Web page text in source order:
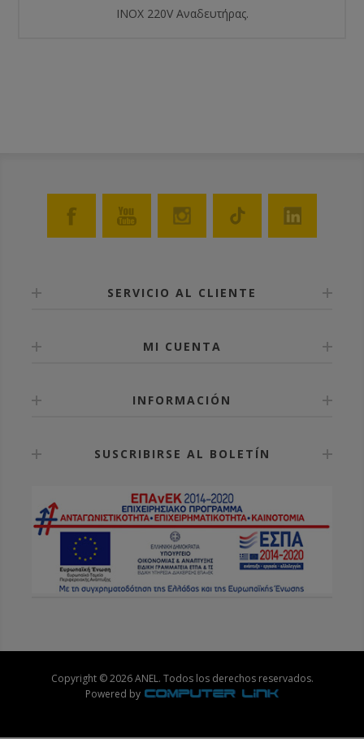
ΙΝΟΧ 220V Αναδευτήρας.
SERVICIO AL CLIENTE
MI CUENTA
INFORMACIÓN
SUSCRIBIRSE AL BOLETÍN
Copyright © 2026 ANEL. Todos los derechos reservados.
Powered by